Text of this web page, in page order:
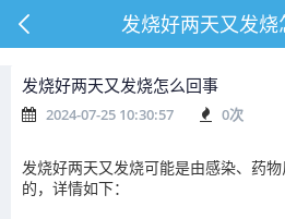
发烧好两天又发烧
发烧好两天又发烧怎么回事
2024-07-25 10:30:57 0次
发烧好两天又发烧可能是由感染、药
的，详情如下：